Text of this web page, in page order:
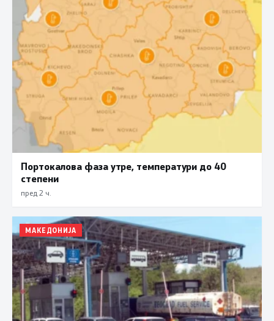
Портокалова фаза утре, температури до 40
степени
пред 2 ч.
МАКЕДОНИЈА